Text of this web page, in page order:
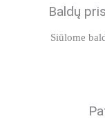
Baldų
Siūlome